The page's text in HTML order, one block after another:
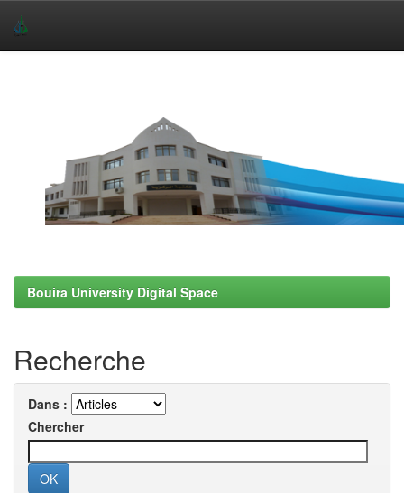
Bouira University Digital Space
Recherche
Dans :
Chercher